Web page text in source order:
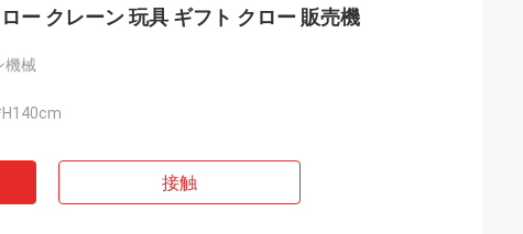
ー クレーン 玩具 ギフト クロー 販売機
機械
接触